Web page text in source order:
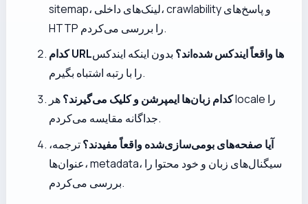
sitemap، لینک‌های داخلی، crawlability و پاسخ‌های
HTTP را بررسی می‌کردم.
کدام URLها واقعاً ایندکس شده‌اند؟ بدون اینکه ایندکس
را با رتبه اشتباه بگیرم.
کدام زبان‌ها ایمپرشن و کلیک می‌گیرند؟هر locale را
جداگانه مقایسه می‌کردم.
آیا صفحه‌های بومی‌سازی‌شده واقعاً مفیدند؟ترجمه،
عنوان‌ها، metadata، سیگنال‌های زبان و خود محتوا را
بررسی می‌کردم.